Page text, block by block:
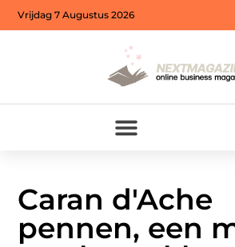
Vrijdag 7 Augustus 2026
Caran d'Ache
pennen, een